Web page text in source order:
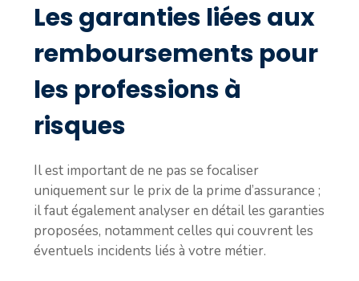
Les garanties liées aux
remboursements pour
les professions à
risques
Il est important de ne pas se focaliser
uniquement sur le prix de la prime d’assurance ;
il faut également analyser en détail les garanties
proposées, notamment celles qui couvrent les
éventuels incidents liés à votre métier.